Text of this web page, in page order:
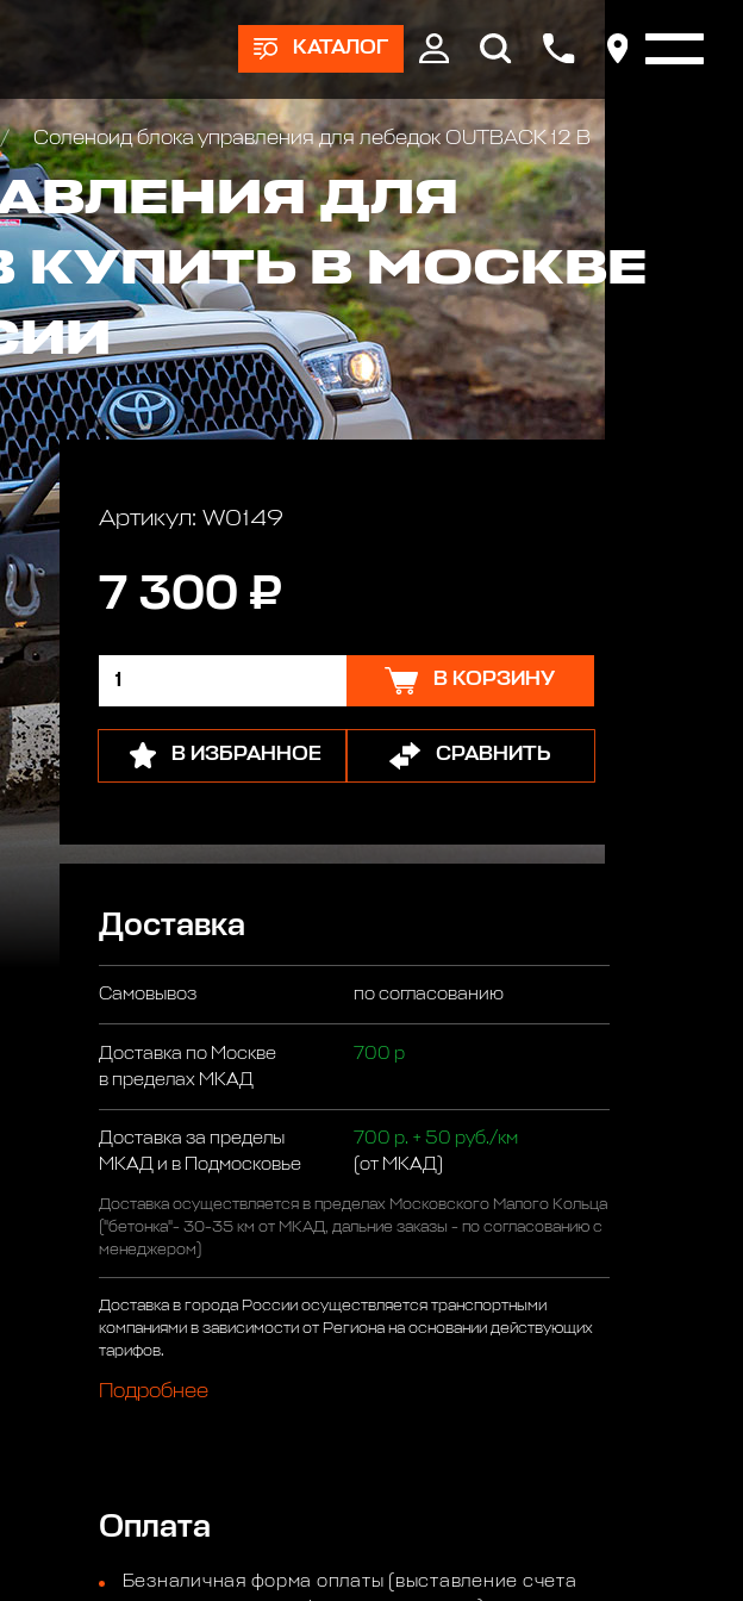
КАТАЛОГ
Соленоид блока управления для лебедок OUTBACK 12 В
ДЛЯ
КУПИТЬ В МОСКВЕ
Артикул: W0149
7 300 ₽
В КОРЗИНУ
В ИЗБРАННОЕ СРАВНИТЬ
Доставка
Самовывоз по согласованию
Доставка по Москве
в пределах МКАД
700 р
Доставка за пределы
МКАД и в Подмосковье
700 р. + 50 руб./км
(от МКАД)
Доставка осуществляется в пределах Московского Малого Кольца
("бетонка"- 30-35 км от МКАД, дальние заказы - по согласованию с
менеджером)
Доставка в города России осуществляется транспортными
компаниями в зависимости от Региона на основании действующих
тарифов.
Подробнее
Оплата
Безналичная форма оплаты (выставление счета